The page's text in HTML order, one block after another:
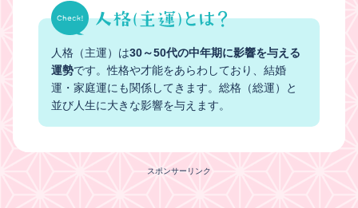
人格（主運）は30～50代の中年期に影響を与える
運勢です。性格や才能をあらわしており、結婚
運・家庭運にも関係してきます。総格（総運）と
並び人生に大きな影響を与えます。
スポンサーリンク